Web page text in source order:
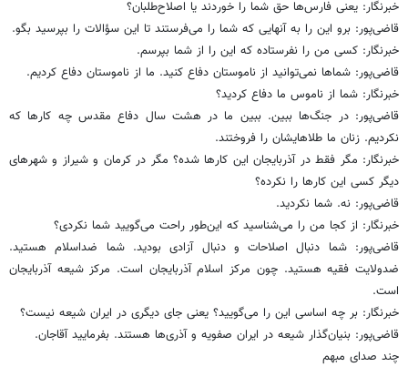
خبرنگار: یعنی فارس‌ها حق شما را خوردند یا اصلاح‌طلبان؟
قاضی‌پور: برو این را به آنهایی که شما را می‌فرستند تا این سؤالات را بپرسید بگو.
خبرنگار: کسی من را نفرستاده که این را از شما بپرسم.
قاضی‌پور: شماها نمی‌توانید از ناموستان دفاع کنید. ما از ناموستان دفاع کردیم.
خبرنگار: شما از ناموس ما دفاع کردید؟
قاضی‌پور: در جنگ‌ها ببین. ببین ما در هشت سال دفاع مقدس چه کارها که
نکردیم. زنان ما طلاهایشان را فروختند.
خبرنگار: مگر فقط در آذربایجان این کارها شده؟ مگر در کرمان و شیراز و شهرهای
دیگر کسی این کارها را نکرده؟
قاضی‌پور: نه. شما نکردید.
خبرنگار: از کجا من را می‌شناسید که این‌طور راحت می‌گویید شما نکردی؟
قاضی‌پور: شما دنبال اصلاحات و دنبال آزادی بودید. شما ضداسلام هستید.
ضدولایت فقیه هستید. چون مرکز اسلام آذربایجان است. مرکز شیعه آذربایجان
است.
خبرنگار: بر چه اساسی این را می‌گویید؟ یعنی جای دیگری در ایران شیعه نیست؟
قاضی‌پور: بنیان‌گذار شیعه در ایران صفویه و آذری‌ها هستند. بفرمایید آقاجان.
چند صدای مبهم